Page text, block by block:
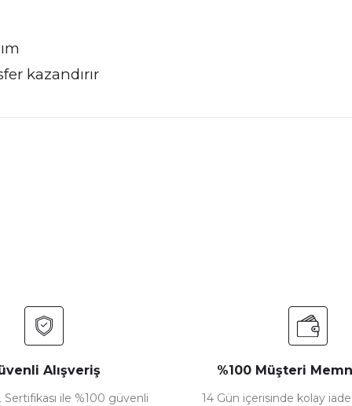
kazandırır
Alışveriş
Sertifikası ile %100 güvenli
%100 Müşteri
14 Gün içerisinde kolay